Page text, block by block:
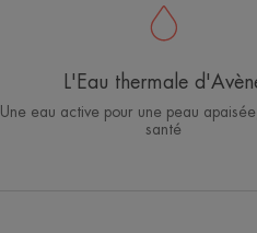
L'Eau thermale
Une eau active pour une peau
santé